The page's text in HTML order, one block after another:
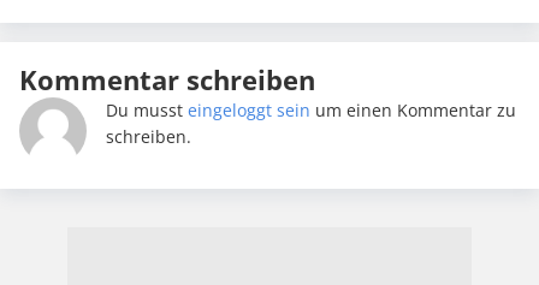
Kommentar schreiben
Du musst eingeloggt sein um einen Kommentar zu
schreiben.